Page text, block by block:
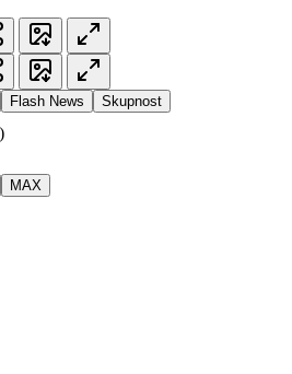
Flash News Skupnost
MAX